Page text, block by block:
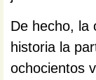
De hecho, la
historia la
ochocientos